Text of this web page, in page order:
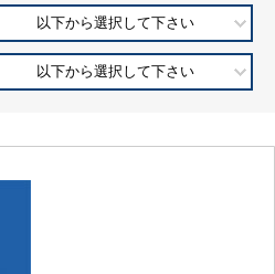
以下から選択して下さい
以下から選択して下さい